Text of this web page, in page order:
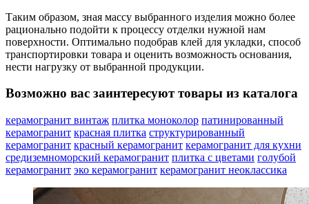
Таким образом, зная массу выбранного изделия можно более
рационально подойти к процессу отделки нужной нам
поверхности. Оптимально подобрав клей для укладки, способ
транспортировки товара и оценить возможность основания,
нести нагрузку от выбранной продукции.
Возможно вас заинтересуют товары из каталога
керамогранит винтаж плитка моноколор патинированный
керамогранит красная плитка структурированный
керамогранит красный керамогранит керамогранит для кухни
средиземноморский керамогранит плитка с цветами голубой
керамогранит эко керамогранит керамогранит неоклассика